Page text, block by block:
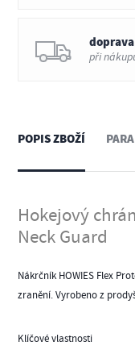
při
POPIS ZBOŽÍ
Hokejový
Neck Guard
Nákrčník HOWIES Flex
zranění. Vyrobeno z
Klíčové vlastnosti